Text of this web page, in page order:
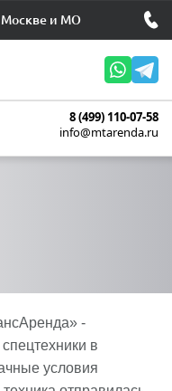
Москве и МО
8 (499) 110-07-58
info@mtarenda.ru
-
в
условия